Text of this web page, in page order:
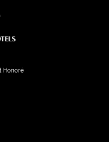
Honoré